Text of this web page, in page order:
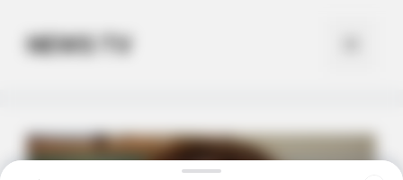
contentNEWS TV